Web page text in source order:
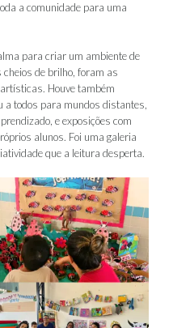
a comunidade para uma
para criar um ambiente de
de brilho, foram as
Houve também
a todos para mundos distantes,
e exposições com
alunos. Foi uma galeria
que a leitura desperta.